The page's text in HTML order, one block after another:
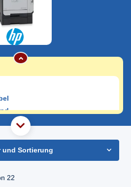
HP Color
NF Toner
das Druckermodell auf Sparsando.de
und Sortierung
22